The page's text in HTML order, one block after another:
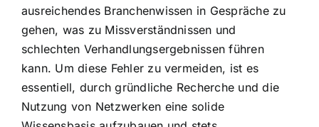
ausreichendes Branchenwissen in Gespräche zu
gehen, was zu Missverständnissen und
schlechten Verhandlungsergebnissen führen
kann. Um diese Fehler zu vermeiden, ist es
essentiell, durch gründliche Recherche und die
Nutzung von Netzwerken eine solide